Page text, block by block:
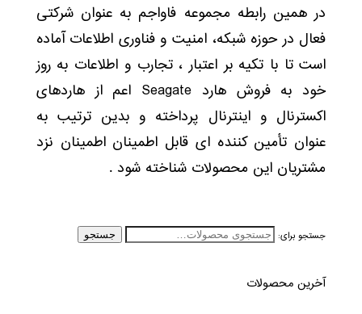
در همین رابطه مجموعه فاواجم به عنوان شرکتی
فعال در حوزه شبکه، امنیت و فناوری اطلاعات آماده
است تا با تکیه بر اعتبار ، تجارب و اطلاعات به روز
خود به فروش هارد Seagate اعم از هاردهای
اکسترنال و اینترنال پرداخته و بدین ترتیب به
عنوان تأمین کننده ای قابل اطمینان اطمینان نزد
مشتریان این محصولات شناخته شود .
جستجو برای: جستجو
آخرین محصولات